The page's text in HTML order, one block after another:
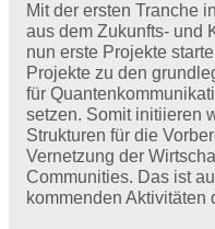
Mit der ersten Tranche
aus dem Zukunfts- und
nun erste Projekte
Projekte zu den
für
setzen. Somit initiieren
Strukturen für die
Vernetzung der
Communities. Das ist
kommenden Aktivitäten